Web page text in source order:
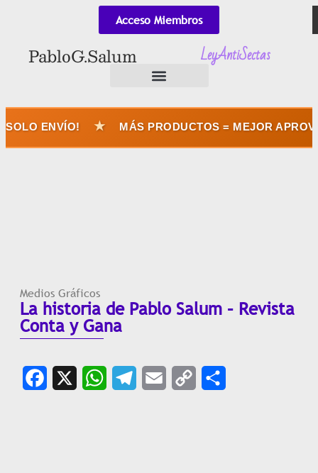
Acceso Miembros
Pablo G. Salum LeyAntiSectas
ENVÍO! MÁS PRODUCTOS = MEJOR
Medios Gráficos
La historia de Pablo Salum – Revista
Conta y Gana